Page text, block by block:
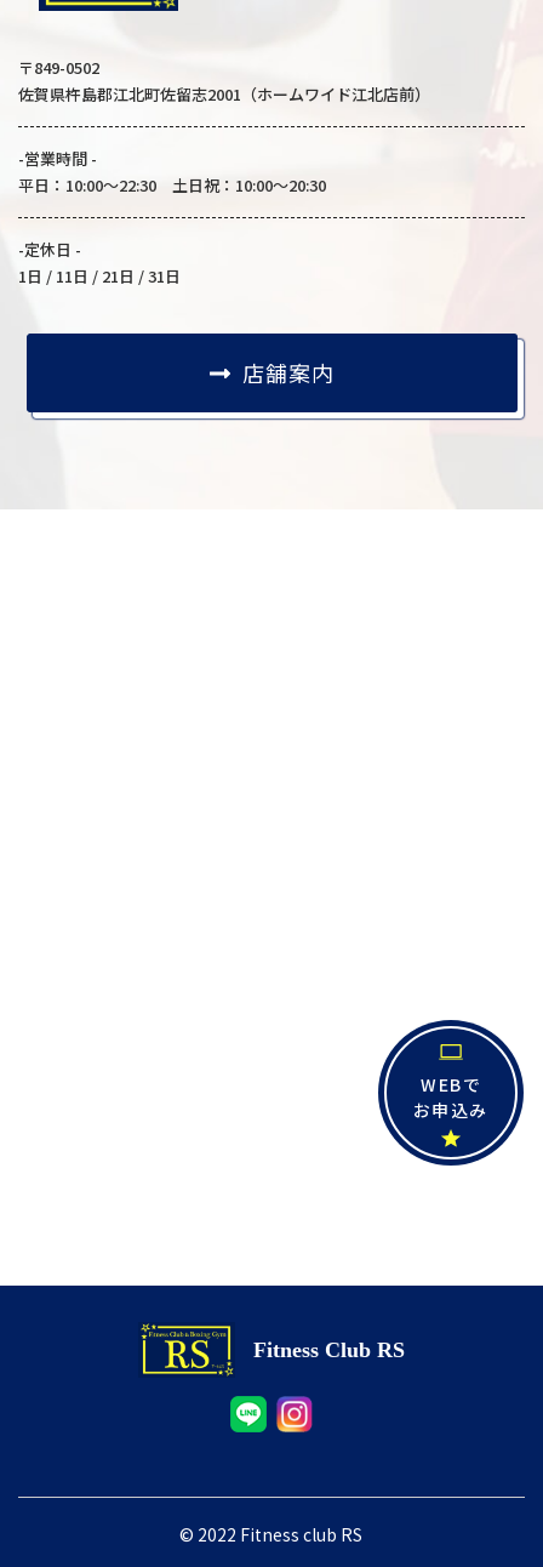
WEBで
お申込み
〒849-0502
佐賀県杵島郡江北町佐留志2001（ホームワイド江北店前）
-営業時間 -
平日：10:00～22:30 土日祝：10:00～20:30
-定休日 -
1日 / 11日 / 21日 / 31日
店舗案内
Fitness Club RS
© 2022 Fitness club RS